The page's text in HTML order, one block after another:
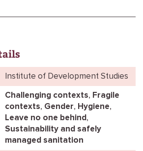
Institute of Development Studies
Challenging contexts, Fragile
contexts, Gender, Hygiene,
Leave no one behind ,
Sustainability and safely
managed sanitation